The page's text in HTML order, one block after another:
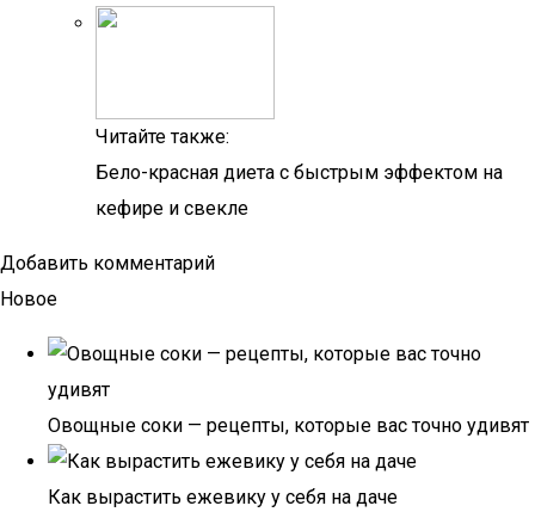
Читайте также:
Бело-красная диета с быстрым эффектом на
кефире и свекле
Добавить комментарий
Новое
Овощные соки — рецепты, которые вас точно удивят
Как вырастить ежевику у себя на даче